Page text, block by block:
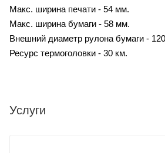
Макс. ширина печати - 54 мм.
Макс. ширина бумаги - 58 мм.
Внешний диаметр рулона бумаги -
Ресурс термоголовки - 30 км.
Услуги